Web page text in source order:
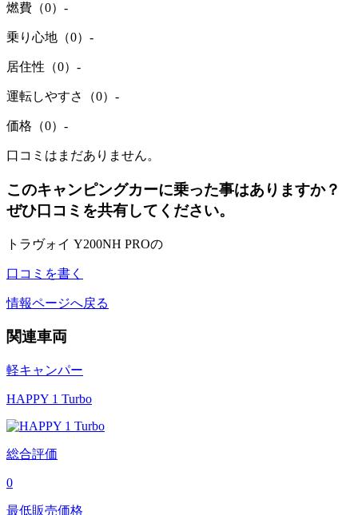
燃費（0） -
乗り心地（0） -
居住性（0） -
運転しやすさ（0） -
価格（0） -
口コミはまだありません。
このキャンピングカーに乗った事はありますか？
ぜひ口コミを共有してください。
トラヴォイ Y200NH PROの
口コミを書く
情報ページへ戻る
関連車両
軽キャンパー
HAPPY 1 Turbo
総合評価
0
最低販売価格